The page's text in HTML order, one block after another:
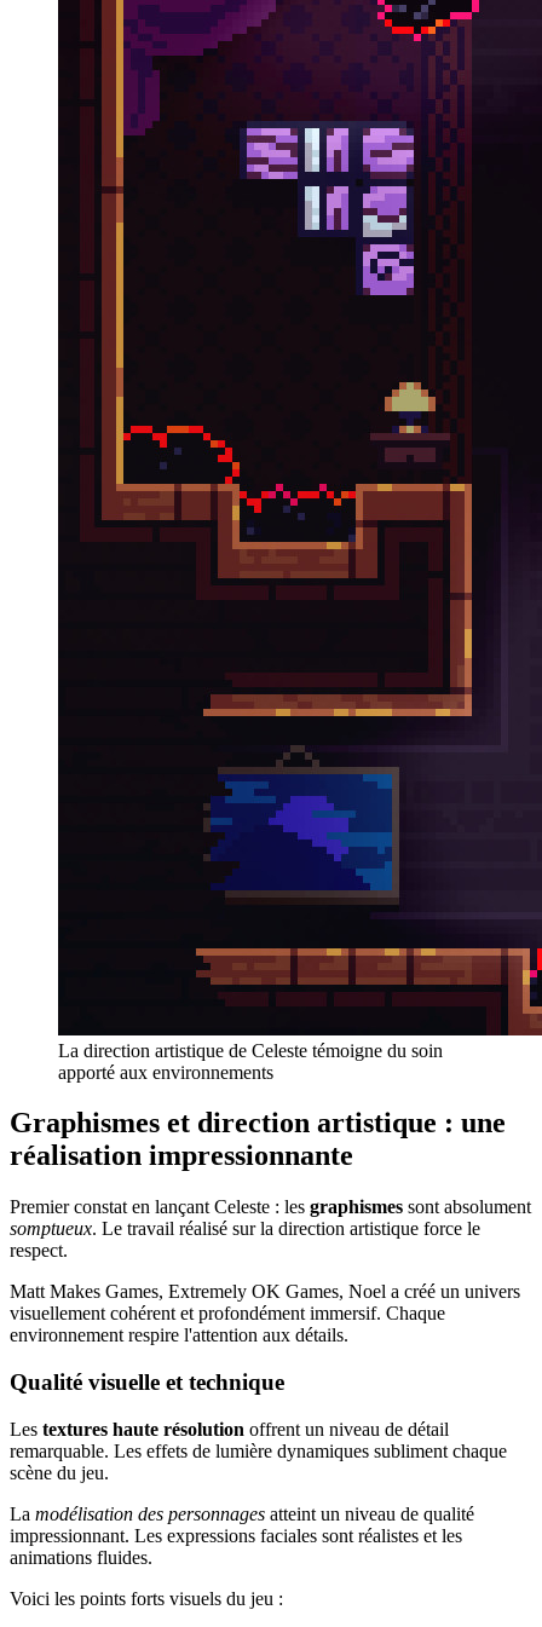
La direction artistique de Celeste témoigne du soin
apporté aux environnements
Graphismes et direction artistique : une
réalisation impressionnante
Premier constat en lançant Celeste : les graphismes sont absolument
somptueux. Le travail réalisé sur la direction artistique force le
respect.
Matt Makes Games, Extremely OK Games, Noel a créé un univers
visuellement cohérent et profondément immersif. Chaque
environnement respire l'attention aux détails.
Qualité visuelle et technique
Les textures haute résolution offrent un niveau de détail
remarquable. Les effets de lumière dynamiques subliment chaque
scène du jeu.
La modélisation des personnages atteint un niveau de qualité
impressionnant. Les expressions faciales sont réalistes et les
animations fluides.
Voici les points forts visuels du jeu :